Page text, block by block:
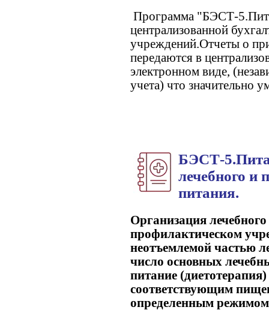
Программа "БЭСТ-
централизованной
учреждений.Отчеты о
передаются в
электронном виде,
учета) что значительно
БЭСТ-
лечебного и
питания.
Организация
профилактическом
неотъемлемой частью
число основных
питание (диетотерапия)
соответствующим
определенным